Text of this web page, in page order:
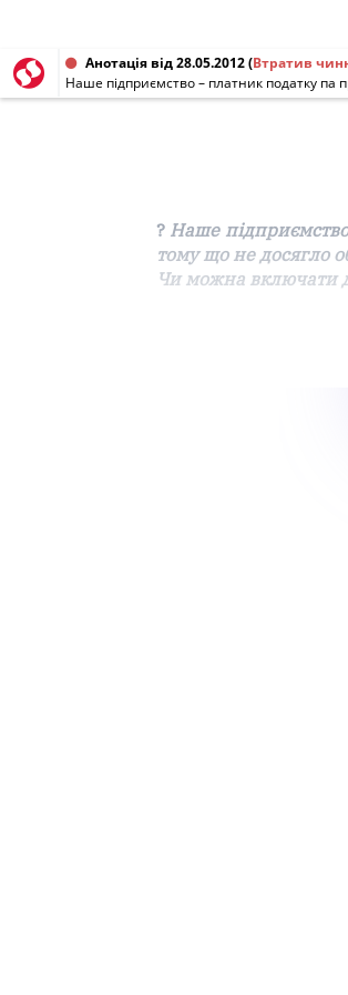
Анотація від 28.05.2012(Втратив
? Наше
тому що не досягло
Чи можна включати